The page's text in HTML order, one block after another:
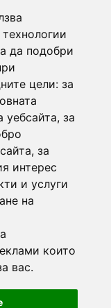
да подобри
цели: за
уебсайта, за
, за
интерес
и услуги
на
които
вас.